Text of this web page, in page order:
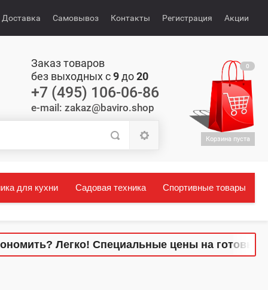
Доставка Самовывоз Контакты Регистрация Акции
Заказ товаров
без выходных с9до20
+7 (495) 106-06-86
e-mail: zakaz@baviro.shop
0
Корзина пуста
для кухни Садовая техника Спортивные товары
Легко! Специальные цены на готовые